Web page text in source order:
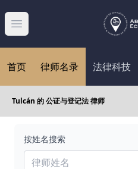
Abrir menú
首页 律师名录 法律科技
Tulcán 的 公证与登记法 律师
按姓名搜索